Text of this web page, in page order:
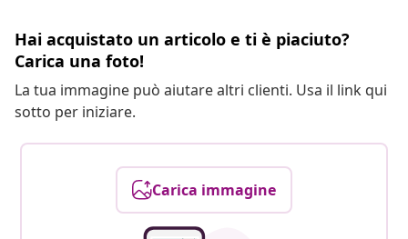
Hai acquistato un articolo e ti è piaciuto?
Carica una foto!
La tua immagine può aiutare altri clienti. Usa il link qui
sotto per iniziare.
Carica immagine